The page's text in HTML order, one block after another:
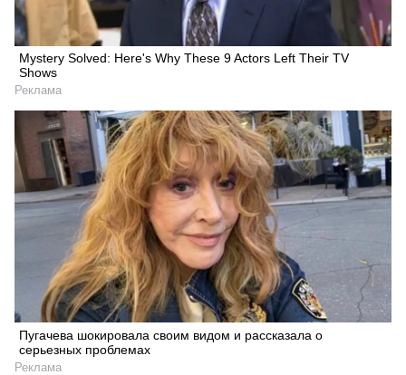
Mystery Solved: Here's Why These 9 Actors Left Their TV
Shows
Реклама
Пугачева шокировала своим видом и рассказала о
серьезных проблемах
Реклама